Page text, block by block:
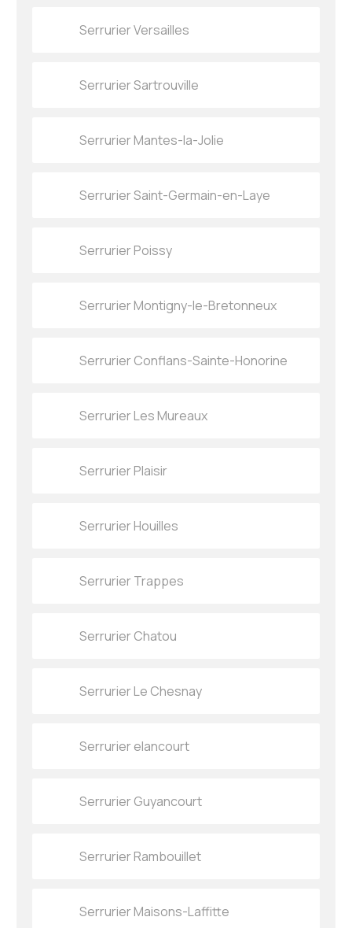
Serrurier Versailles
Serrurier Sartrouville
Serrurier Mantes-la-Jolie
Serrurier Saint-Germain-en-Laye
Serrurier Poissy
Serrurier Montigny-le-Bretonneux
Serrurier Conflans-Sainte-Honorine
Serrurier Les Mureaux
Serrurier Plaisir
Serrurier Houilles
Serrurier Trappes
Serrurier Chatou
Serrurier Le Chesnay
Serrurier elancourt
Serrurier Guyancourt
Serrurier Rambouillet
Serrurier Maisons-Laffitte